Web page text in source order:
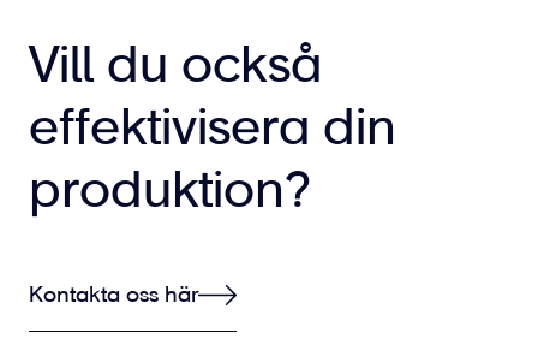
Vill du också
effektivisera din
produktion?
Kontakta oss här